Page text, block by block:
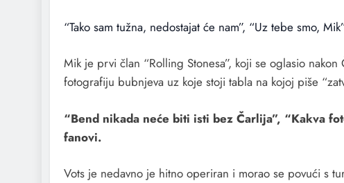
“Tako sam tužna, nedostajat će nam”, “Uz tebe smo,
Mik je prvi član “Rolling Stonesa”, koji se oglasio
fotografiju bubnjeva uz koje stoji tabla na kojoj piše
“Bend nikada neće biti isti bez Čarlija”, “Kakva
fanovi.
Vots je nedavno je hitno operiran i morao se povući s